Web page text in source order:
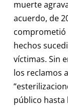
muerte
acuerdo, de
comprometió
hechos
víctimas. Sin
los reclamos
público hasta